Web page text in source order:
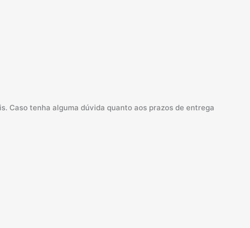
Caso tenha alguma dúvida quanto aos prazos de entrega